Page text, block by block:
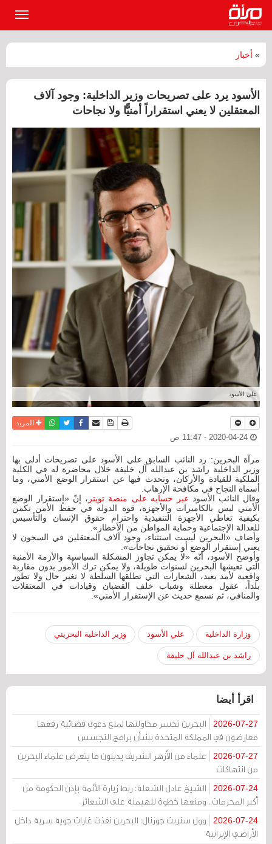
» أخبار
الأسود يرد على تصريحات وزير الداخلية: وجود آلاف
المعتقلين لا يعني استقراراً أمنيًّا ولا نجاحات
علي الأسود
نسخة للطباعة
حفظ الموضوع
أرسل الى صديق
فيسبوكتويترواتسابالمزيد
مرآة البحرين: رد النائب السابق علي الأسود على تصريحات أدلى بها
وزير الداخلية راشد بن عبدالله آل خليفة خلال محاضرة له في الكلية
الملكية للقيادة والأركان، وتحدث فيها عن استقرار الوضع الأمني، وما
أسماه النجاح في مكافحة الإرهاب.
وقال النائب الأسود عبر حسابه على منصة تويتر ، إنّ «إستقرار الوضع
الأمني ليس بالكاميرات والأجهزة، قوة الدولة في حفظ الأمن تكمن
بكيفية تعاطي الأجهزة التنفيذية واحترام حقوق الإنسان والتأسيس
للعدالة الإجتماعية وحماية المواطن من الأخطار».
وأضاف «البحرين ليست استثناء، وجود آلاف المعتقلين في السجون لا
يعني إستقرار الوضع أو تحقيق نجاحات».
وأوضح الأسود، أنّه «لا يمكن تجاوز المشكلة السياسية والأزمة الأمنية
التي تعيشها البحرين لسنوات طويلة، ولا يمكن ترك الأمور بدون مقاربة
واقعية لأمد بعيد، الشعارات التي تطلقها السلطة لا تغير حال ولا تطور
بلداً، عقول معطلة وشباب خلف القضبان وقيادات في المعتقلات
والمنافي، ثم نسمع حديث عن الإستقرار الأمني».
وزارة الداخلية علي الأسود وزير الداخلية البحريني
راشد بن عبدالله آل خليفة
اقرأ أيضا
2026-07-27
البحرين تخسر محاولتها لمنع دعوى قضائية رفعها
معارضون في المملكة المتحدة بشأن برامج التجسس
2026-07-27
علماء من الأزهر الشريف يدينون ما يتعرض علماء البحرين
من انتهاكات
2026-07-24
الشيخ عادل الشعلة: ربط زيارة الأئمة بإذن الحكومة من
أكبر المحرمات.. ومنعها خطوة للهيمنة على الشعائر
2026-07-24
وول ستريت جورنال: البحرين نفذت غارات جوية سرية داخل
الأراضي الإيرانية